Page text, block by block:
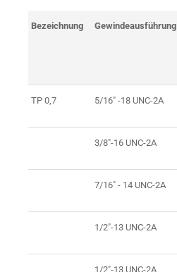
Bezeichnung Gewindeausführung
TP 0,7 5/16" -18 UNC-2A
3/8"-16 UNC-2A
7/16" - 14 UNC-2A
1/2"-13 UNC-2A
1/2"-13 UNC-2A